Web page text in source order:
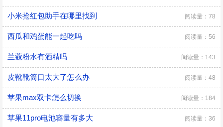
小米抢红包助手在哪里找到 阅读量：78
西瓜和鸡蛋能一起吃吗 阅读量：56
兰蔻粉水有酒精吗 阅读量：143
皮靴靴筒口太大了怎么办 阅读量：48
苹果max双卡怎么切换 阅读量：184
苹果11pro电池容量有多大 阅读量：36